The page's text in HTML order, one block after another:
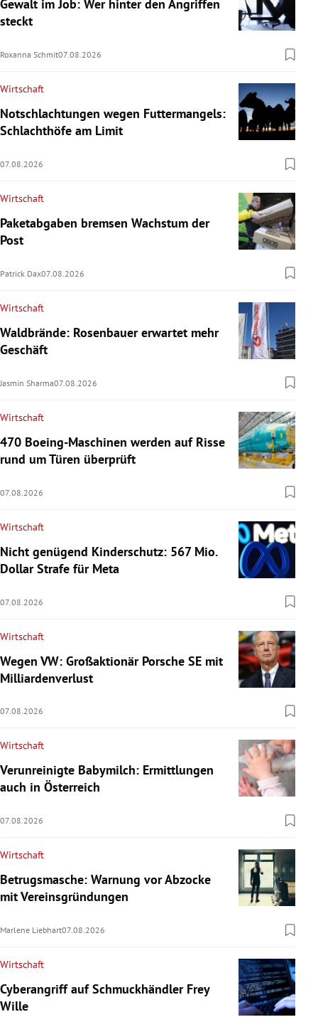
Gewalt im Job: Wer hinter den Angriffen
steckt
Roxanna Schmit07.08.2026
Wirtschaft
Notschlachtungen wegen Futtermangels:
Schlachthöfe am Limit
07.08.2026
Wirtschaft
Paketabgaben bremsen Wachstum der
Post
Patrick Dax07.08.2026
Wirtschaft
Waldbrände: Rosenbauer erwartet mehr
Geschäft
Jasmin Sharma07.08.2026
Wirtschaft
470 Boeing-Maschinen werden auf Risse
rund um Türen überprüft
07.08.2026
Wirtschaft
Nicht genügend Kinderschutz: 567 Mio.
Dollar Strafe für Meta
07.08.2026
Wirtschaft
Wegen VW: Großaktionär Porsche SE mit
Milliardenverlust
07.08.2026
Wirtschaft
Verunreinigte Babymilch: Ermittlungen
auch in Österreich
07.08.2026
Wirtschaft
Betrugsmasche: Warnung vor Abzocke
mit Vereinsgründungen
Marlene Liebhart07.08.2026
Wirtschaft
Cyberangriff auf Schmuckhändler Frey
Wille